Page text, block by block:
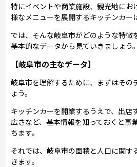
特にイベントや商業施設、観光地にお
様なメニューを展開するキッチンカー
では、そんな岐阜市がどのような特徴
基本的なデータから見ていきましょう。
【岐阜市の主なデータ】
岐阜市を理解するために、まずはその
ょう。
キッチンカーを開業するうえで、出店
広さなど、基本情報を知っておくと事
ちます。
それでは、岐阜市の面積と人口に関す
きます。